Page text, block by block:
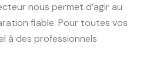
nous permet d’agir au
fiable. Pour toutes vos
à des professionnels